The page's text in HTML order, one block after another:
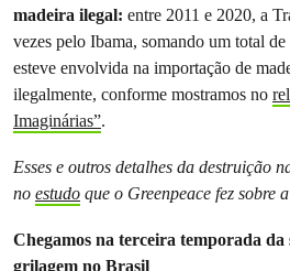
madeira ilegal: entre 2011 e 2020, a
vezes pelo Ibama, somando um total
esteve envolvida na importação de
ilegalmente, conforme mostramos no
Imaginárias”.
Esses e outros detalhes da destruição
no estudo que o Greenpeace fez sobre
Chegamos na terceira temporada da
grilagem no Brasil